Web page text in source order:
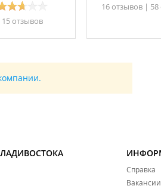
15 отзывов
16 отзывов|
Справка
Вакансии